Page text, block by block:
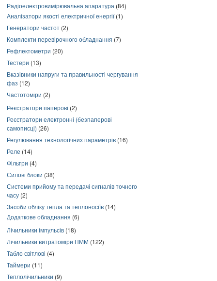
Радіоелектровимірювальна апаратура (84)
Аналізатори якості електричної енергії(1)
Генератори частот (2)
Комплекти перевірочного обладнання (7)
Рефлектометри (20)
Тестери (13)
Вказівники напруги та правильності чергування
фаз (12)
Частотоміри (2)
Реєстратори паперові (2)
Реєстратори електронні (безпаперові
самописці) (26)
Регулювання технологічних параметрів (16)
Реле (14)
Фільтри (4)
Силові блоки (38)
Системи прийому та передачі сигналів точного
часу (2)
Засоби обліку тепла та теплоносіїв (14)
Додаткове обладнання (6)
Лічильники імпульсів (18)
Лічильники витратоміри ПММ (122)
Табло світлові (4)
Таймери (11)
Теплолічильники (9)